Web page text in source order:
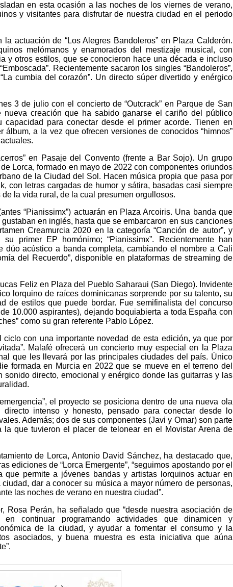
en esta ocasión a las noches de los viernes de verano,
y visitantes para disfrutar de nuestra ciudad en el periodo
actuación de “Los Alegres Bandoleros” en Plaza Calderón.
melómanos y enamorados del mestizaje musical, con
y otros estilos, que se conocieron hace una década e incluso
Recientemente sacaron los singles “Bandoleros”,
cumbia del corazón”. Un directo súper divertido y enérgico
3 de julio con el concierto de “Outcrack” en Parque de San
creación que ha sabido ganarse el cariño del público
para conectar desde el primer acorde. Tienen en
álbum, a la vez que ofrecen versiones de conocidos “himnos”
en Pasaje del Convento (frente a Bar Sojo). Un grupo
Lorca, formado en mayo de 2022 con componentes oriundos
de la Ciudad del Sol. Hacen música propia que pasa por
con letras cargadas de humor y sátira, basadas casi siempre
la vida rural, de la cual presumen orgullosos.
“Pianissimx”) actuarán en Plaza Arcoiris. Una banda que
en inglés, hasta que se embarcaron en sus canciones
Creamurcia 2020 en la categoría “Canción de autor”, y
primer EP homónimo; “Pianissimx”. Recientemente han
dúo acústico a banda completa, cambiando el nombre a Cali
del Recuerdo”, disponible en plataformas de streaming de
Feliz en Plaza del Pueblo Saharaui (San Diego). Invidente
lorquino de raíces dominicanas sorprende por su talento, su
de estilos que puede bordar. Fue semifinalista del concurso
10.000 aspirantes), dejando boquiabierta a toda España con
como su gran referente Pablo López.
con una importante novedad de esta edición, ya que por
Malafé ofrecerá un concierto muy especial en la Plaza
que les llevará por las principales ciudades del país. Único
formada en Murcia en 2022 que se mueve en el terreno del
sonido directo, emocional y enérgico donde las guitarras y las
el proyecto se posiciona dentro de una nueva ola
intenso y honesto, pensado para conectar desde lo
Además; dos de sus componentes (Javi y Omar) son parte
que tuvieron el placer de telonear en el Movistar Arena de
de Lorca, Antonio David Sánchez, ha destacado que,
ediciones de “Lorca Emergente”, “seguimos apostando por el
permite a jóvenes bandas y artistas lorquinos actuar en
dar a conocer su música a mayor número de personas,
las noches de verano en nuestra ciudad”.
Rosa Perán, ha señalado que “desde nuestra asociación de
en continuar programando actividades que dinamicen y
de la ciudad, y ayudar a fomentar el consumo y la
asociados, y buena muestra es esta iniciativa que aúna